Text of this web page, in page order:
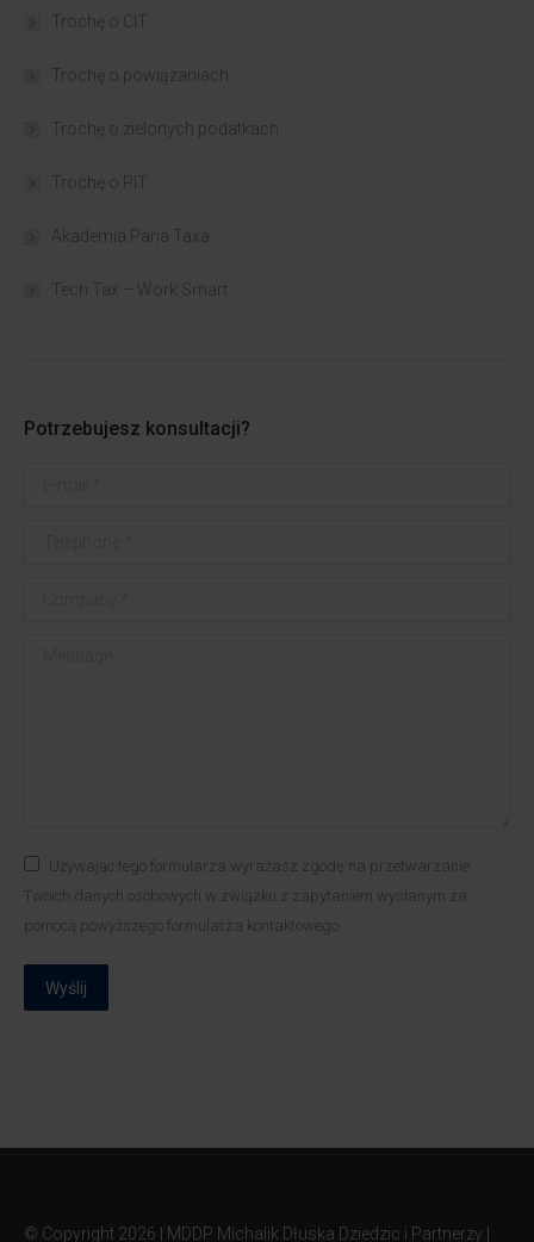
Trochę o CIT
Trochę o powiązaniach​
Trochę o zielonych podatkach
Trochę o PIT
Akademia Pana Taxa
Tech Tax – Work Smart
Potrzebujesz konsultacji?
Używając tego formularza wyrażasz zgodę na przetwarzanie
Twoich danych osobowych w związku z zapytaniem wysłanym za
pomocą powyższego formularza kontaktowego
Wyślij
© Copyright 2026 | MDDP Michalik Dłuska Dziedzic i Partnerzy |